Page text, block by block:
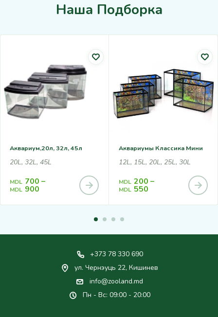
Наша Подборка
Аквариум,20л, 32л, 45л
20L, 32L, 45L
MDL 700 –
MDL 900
Аквариумы Классика Мини
12L, 15L, 20L, 25L, 30L
MDL 200 –
MDL 550
+373 78 330 690
ул. Чернэуць 22, Кишинев
info@zooland.md
Пн - Вс: 09:00 - 20:00